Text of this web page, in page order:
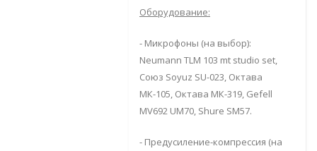
Оборудование:
- Микрофоны (на выбор):
Neumann TLM 103 mt studio set,
Союз Soyuz SU-023, Октава
МК-105, Октава МК-319, Gefell
MV692 UM70, Shure SM57.
- Предусиление-компрессия (на